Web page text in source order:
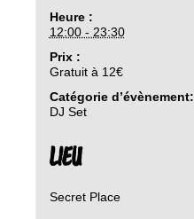
Heure :
12:00 - 23:30
Prix :
Gratuit à 12€
Catégorie d’évènement:
DJ Set
LIEU
Secret Place